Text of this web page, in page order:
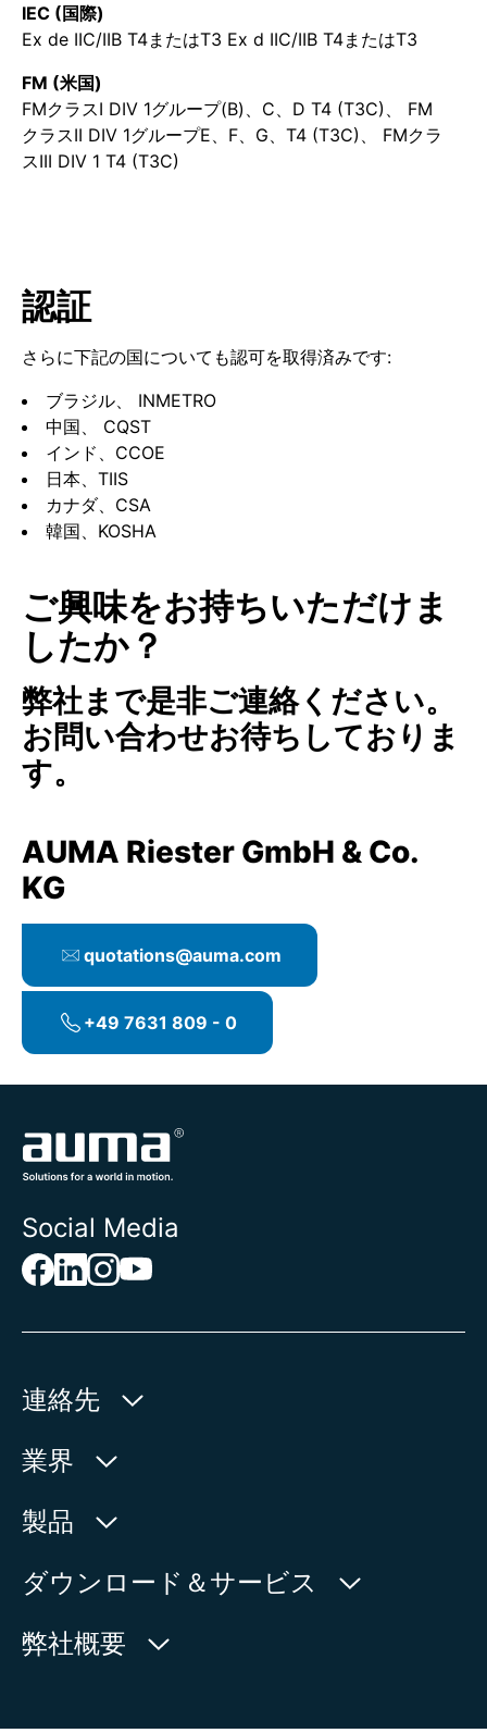
IEC (国際)
Ex de IIC/IIB T4またはT3 Ex d IIC/IIB T4またはT3
FM (米国)
FMクラスI DIV 1グループ(B)、C、D T4 (T3C)、 FM
クラスII DIV 1グループE、F、G、T4 (T3C)、 FMクラ
スIII DIV 1 T4 (T3C)
認証
さらに下記の国についても認可を取得済みです:
ブラジル、 INMETRO
中国、 CQST
インド、CCOE
日本、TIIS
カナダ、CSA
韓国、KOSHA
ご興味をお持ちいただけま
したか？
弊社まで是非ご連絡ください。
お問い合わせお待ちしておりま
す。
AUMA Riester GmbH & Co.
KG
quotations@auma.com
+49 7631 809 - 0
Social Media
連絡先
AUMA Riester
Aumastr. 1
地図上に表示
電話:+49 7631 809 - 0
業界
水利産業
電力
製造部門
製品
製品検索
ダウンロード＆サービス
myAUMA
弊社概要